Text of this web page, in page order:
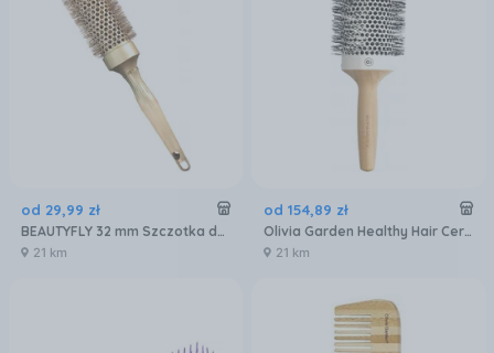
od 29,99 zł
BEAUTYFLY 32 mm Szczotka do włosów
21 km
od 154,89 zł
Olivia Garden Healthy Hair Ceramic Ionic Thermal Szczotka do Włosów Hh-63
21 km